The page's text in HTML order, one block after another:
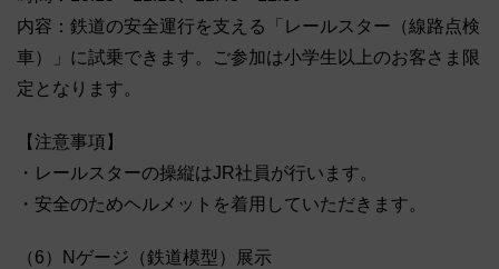
内容：鉄道の安全運行を支える「レールスター（線路点検
車）」に試乗できます。ご参加は小学生以上のお客さま限
定となります。
【注意事項】
・レールスターの操縦はJR社員が行います。
・安全のためヘルメットを着用していただきます。
（6）Nゲージ（鉄道模型）展示